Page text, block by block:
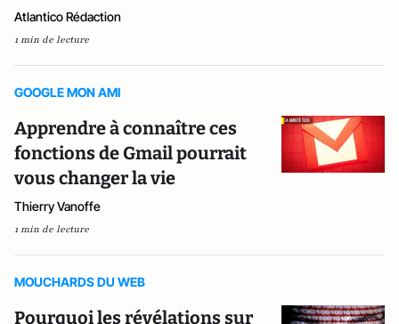
Atlantico Rédaction
1 min de lecture
GOOGLE MON AMI
Apprendre à connaître ces
fonctions de Gmail pourrait
vous changer la vie
Thierry Vanoffe
1 min de lecture
MOUCHARDS DU WEB
Pourquoi les révélations sur